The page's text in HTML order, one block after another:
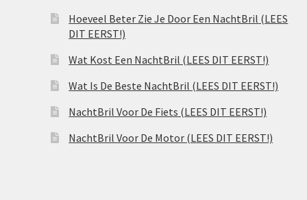
Hoeveel Beter Zie Je Door Een NachtBril (LEES
DIT EERST!)
Wat Kost Een NachtBril (LEES DIT EERST!)
Wat Is De Beste NachtBril (LEES DIT EERST!)
NachtBril Voor De Fiets (LEES DIT EERST!)
NachtBril Voor De Motor (LEES DIT EERST!)